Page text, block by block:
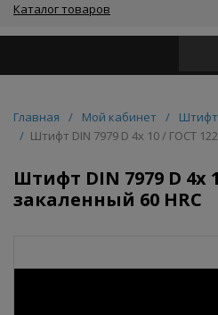
Каталог товаров
Главная / Мой кабинет /
/ Штифт DIN 7979 D 4x 10 / ГОСТ
Штифт DIN 7979 D 4x
закаленный 60 HRC